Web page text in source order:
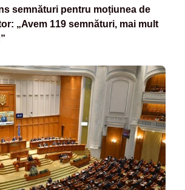
semnături pentru moțiunea de
„Avem 119 semnături, mai mult